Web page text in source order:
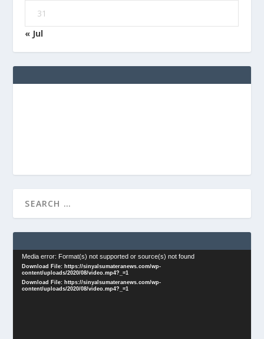
31
« Jul
Video
Player
Media error: Format(s) not supported or source(s) not found
Download File: https://sinyalsumateranews.com/wp-
content/uploads/2020/08/video.mp4?_=1
Download File: https://sinyalsumateranews.com/wp-
content/uploads/2020/08/video.mp4?_=1